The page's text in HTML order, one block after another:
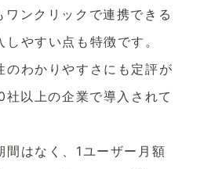
ンクリックで連携できる
やすい点も特徴です。
のわかりやすさにも定評が
以上の企業で導入されて
間はなく、1ユーザー月額